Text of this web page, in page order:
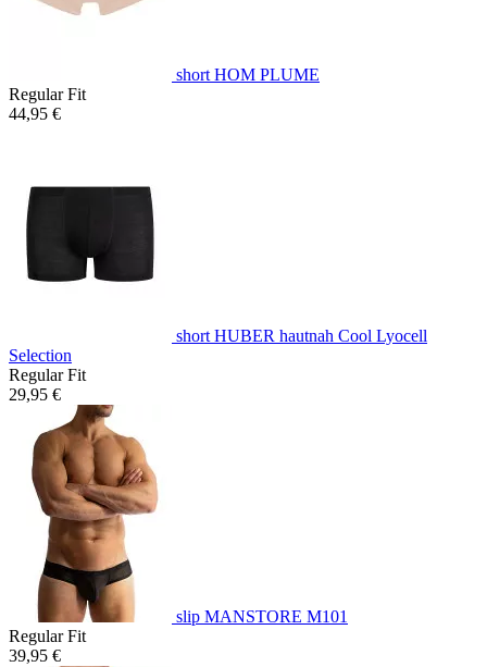
short HOM PLUME
Regular Fit
44,95 €
short HUBER hautnah Cool Lyocell
Selection
Regular Fit
29,95 €
slip MANSTORE M101
Regular Fit
39,95 €